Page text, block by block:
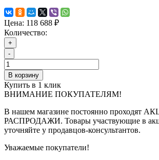
Цена: 118 688 ₽
Количество:
+
-
В корзину
Купить в 1 клик
ВНИМАНИЕ ПОКУПАТЕЛЯМ!
В нашем магазине постоянно проходят
РАСПРОДАЖИ. Товары участвующие в
уточняйте у продавцов-консультантов.
Уважаемые покупатели!